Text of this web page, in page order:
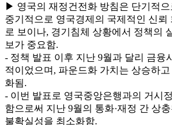
▶ 영국의 재정건전화 방침은 단기적
중기적으로 영국경제의 국제적인 신뢰
로 보이나, 경기침체 상황에서 정책의
보가 중요함.
- 정책 발표 이후 지난 9월과 달리 금융
적이었으며, 파운드화 가치는 상승하
화됨.
- 이번 발표로 영국중앙은행과의 거시
함으로써 지난 9월의 통화·재정 간 상
불확실성을 최소화함.